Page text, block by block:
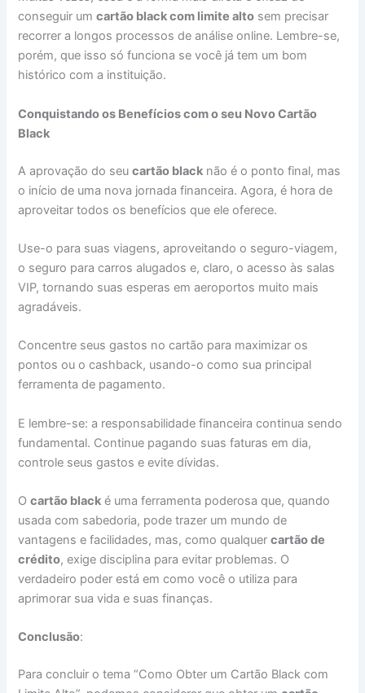
conseguir umcartão black com limite alto sem precisar
recorrer a longos processos de análise online. Lembre-se,
porém, que isso só funciona se você já tem um bom
histórico com a instituição.
Conquistando os Benefícios com o seu Novo Cartão
Black
A aprovação do seucartão black não é o ponto final, mas
o início de uma nova jornada financeira. Agora, é hora de
aproveitar todos os benefícios que ele oferece.
Use-o para suas viagens, aproveitando o seguro-viagem,
o seguro para carros alugados e, claro, o acesso às salas
VIP, tornando suas esperas em aeroportos muito mais
agradáveis.
Concentre seus gastos no cartão para maximizar os
pontos ou o cashback, usando-o como sua principal
ferramenta de pagamento.
E lembre-se: a responsabilidade financeira continua sendo
fundamental. Continue pagando suas faturas em dia,
controle seus gastos e evite dívidas.
Ocartão black é uma ferramenta poderosa que, quando
usada com sabedoria, pode trazer um mundo de
vantagens e facilidades, mas, como qualquercartão de
crédito, exige disciplina para evitar problemas. O
verdadeiro poder está em como você o utiliza para
aprimorar sua vida e suas finanças.
Conclusão:
Para concluir o tema “Como Obter um Cartão Black com